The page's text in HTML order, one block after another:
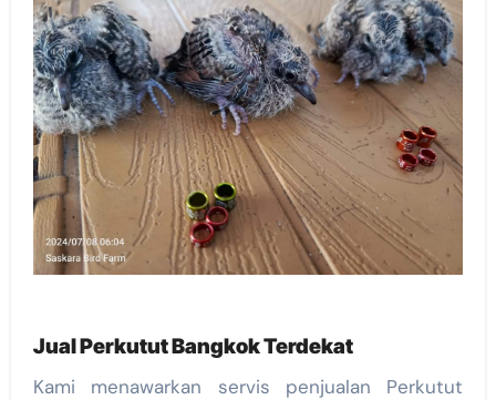
Jual Perkutut Bangkok Terdekat
Kami menawarkan servis penjualan Perkutut